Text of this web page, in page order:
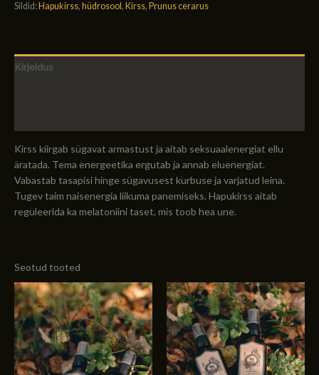
Sildid: Hapukirss, hüdrosool , Kirss, Prunus cerarus
Kirjeldus
Kirss kiirgab sügavat armastust ja aitab seksuaalenergiat ellu
äratada. Tema energeetika ergutab ja annab eluenergiat.
Vabastab tasapisi hinge sügavusest kurbuse ja varjatud leina.
Tugev taim naisenergia liikuma panemiseks. Hapukirss aitab
reguleerida ka melatoniini taset, mis toob hea une.
Seotud tooted